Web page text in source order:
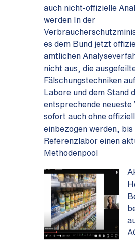
auch nicht-offizielle
werden In der
es dem Bund jetzt
amtlichen
nicht aus, die
Fälschungstechniken
Labore und dem Stand
entsprechende neueste
sofort auch ohne
einbezogen werden,
Referenzlabor einen
Methodenpool